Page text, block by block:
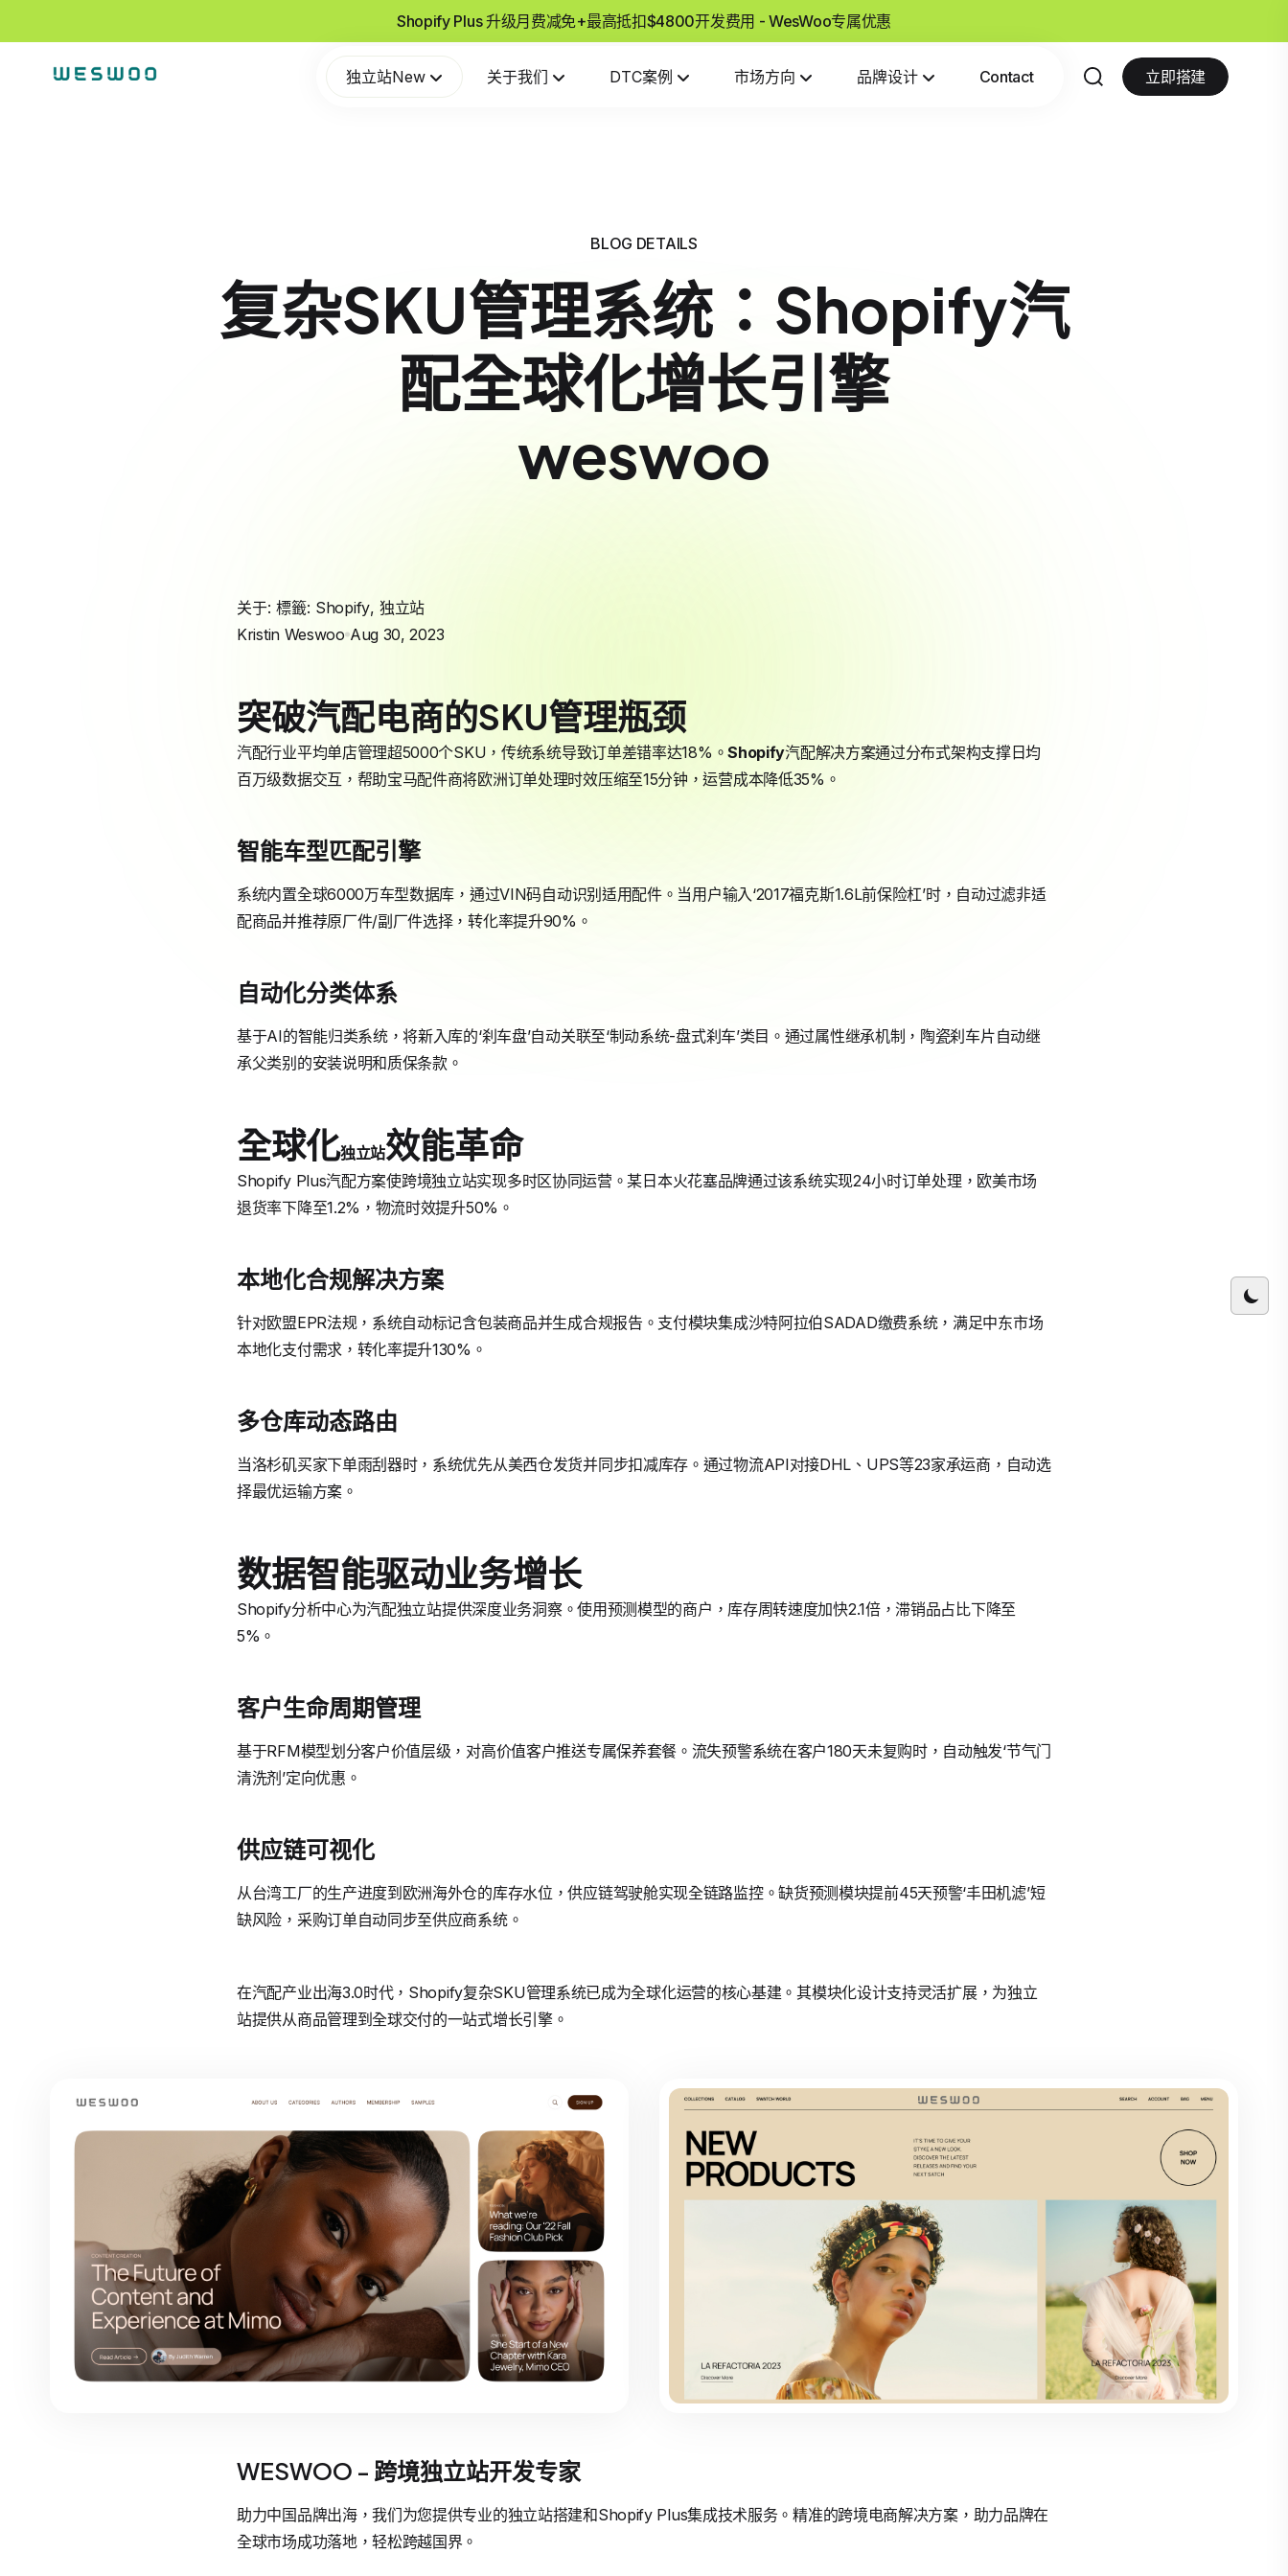
Shopify Plus 升级月费减免+最高抵扣$4800开发费用 - WesWoo专属优惠
独立站New 关于我们 DTC案例 市场方向 品牌设计 Contact 立即搭建
BLOG DETAILS
复杂SKU管理系统：Shopify汽
配全球化增长引擎
weswoo
关于: 標籤: Shopify, 独立站
Kristin Weswoo Aug 30, 2023
突破汽配电商的SKU管理瓶颈
汽配行业平均单店管理超5000个SKU，传统系统导致订单差错率达18%。Shopify汽配解决方案通过分布式架构支撑日均
百万级数据交互，帮助宝马配件商将欧洲订单处理时效压缩至15分钟，运营成本降低35%。
智能车型匹配引擎
系统内置全球6000万车型数据库，通过VIN码自动识别适用配件。当用户输入‘2017福克斯1.6L前保险杠’时，自动过滤非适
配商品并推荐原厂件/副厂件选择，转化率提升90%。
自动化分类体系
基于AI的智能归类系统，将新入库的‘刹车盘’自动关联至‘制动系统-盘式刹车’类目。通过属性继承机制，陶瓷刹车片自动继
承父类别的安装说明和质保条款。
全球化独立站效能革命
Shopify Plus汽配方案使跨境独立站实现多时区协同运营。某日本火花塞品牌通过该系统实现24小时订单处理，欧美市场
退货率下降至1.2%，物流时效提升50%。
本地化合规解决方案
针对欧盟EPR法规，系统自动标记含包装商品并生成合规报告。支付模块集成沙特阿拉伯SADAD缴费系统，满足中东市场
本地化支付需求，转化率提升130%。
多仓库动态路由
当洛杉矶买家下单雨刮器时，系统优先从美西仓发货并同步扣减库存。通过物流API对接DHL、UPS等23家承运商，自动选
择最优运输方案。
数据智能驱动业务增长
Shopify分析中心为汽配独立站提供深度业务洞察。使用预测模型的商户，库存周转速度加快2.1倍，滞销品占比下降至
5%。
客户生命周期管理
基于RFM模型划分客户价值层级，对高价值客户推送专属保养套餐。流失预警系统在客户180天未复购时，自动触发‘节气门
清洗剂’定向优惠。
供应链可视化
从台湾工厂的生产进度到欧洲海外仓的库存水位，供应链驾驶舱实现全链路监控。缺货预测模块提前45天预警‘丰田机滤’短
缺风险，采购订单自动同步至供应商系统。
在汽配产业出海3.0时代，Shopify复杂SKU管理系统已成为全球化运营的核心基建。其模块化设计支持灵活扩展，为独立
站提供从商品管理到全球交付的一站式增长引擎。
WESWOO - 跨境独立站开发专家
助力中国品牌出海，我们为您提供专业的独立站搭建和Shopify Plus集成技术服务。精准的跨境电商解决方案，助力品牌在
全球市场成功落地，轻松跨越国界。